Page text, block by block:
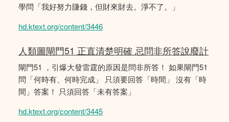
學問「我好努力賺錢，但財來財去。淨不了。」
hd.ktext.org/content/3446
人類圖閘門51 正直清楚明確 忌問非所答說廢計
閘門51 ，引爆大發雷霆的原因是問非所答！ 如果閘門51
問「何時有、何時完成」 只須要回答「時間」 沒有「時
間」答案！ 只須回答「未有答案」
hd.ktext.org/content/3445